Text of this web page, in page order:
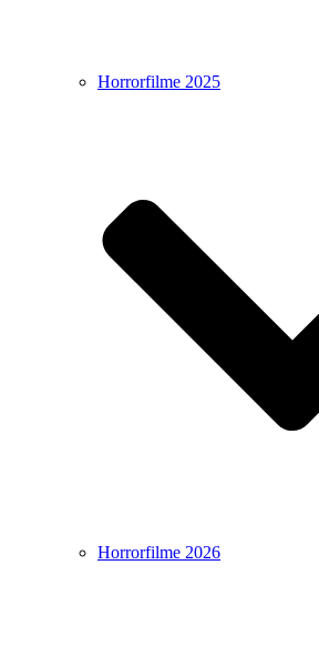
Horrorfilme 2025
Horrorfilme 2026